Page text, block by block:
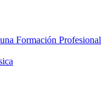
Formación Profesional